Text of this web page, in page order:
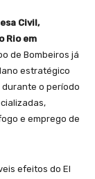
Civil,
Rio em
de Bombeiros já
estratégico
o período
e emprego de
efeitos do El